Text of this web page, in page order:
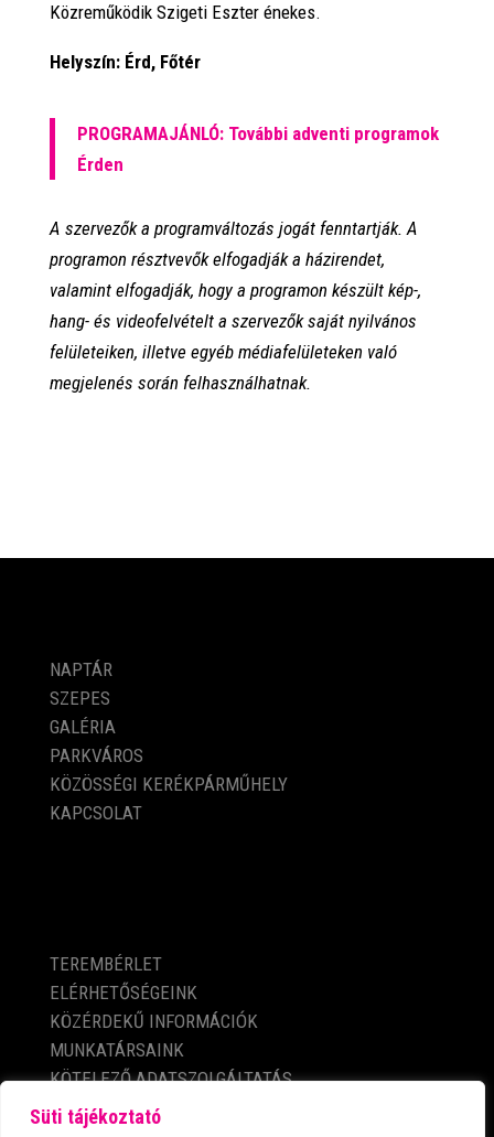
Süti tájékoztató
Közreműködik Szigeti Eszter énekes.
Helyszín: Érd, Főtér
PROGRAMAJÁNLÓ: További adventi programok
Érden
A szervezők a programváltozás jogát fenntartják. A
programon résztvevők elfogadják a házirendet,
valamint elfogadják, hogy a programon készült kép-,
hang- és videofelvételt a szervezők saját nyilvános
felületeiken, illetve egyéb médiafelületeken való
megjelenés során felhasználhatnak.
NAPTÁR
SZEPES
GALÉRIA
PARKVÁROS
KÖZÖSSÉGI KERÉKPÁRMŰHELY
KAPCSOLAT
TEREMBÉRLET
ELÉRHETŐSÉGEINK
KÖZÉRDEKŰ INFORMÁCIÓK
MUNKATÁRSAINK
KÖTELEZŐ ADATSZOLGÁLTATÁS
ADATVÉDELMI TÁJÉKOZTATÓ